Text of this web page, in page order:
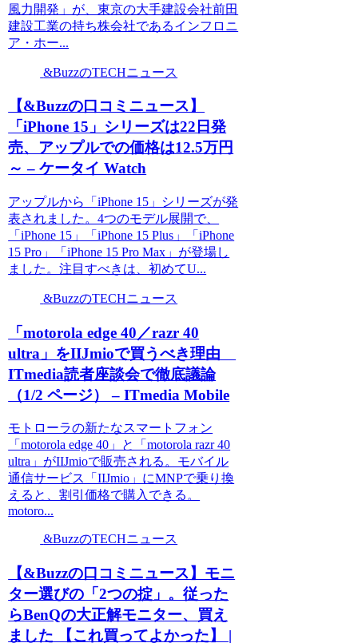
風力開発」が、東京の大手建設会社前田
建設工業の持ち株会社であるインフロニ
ア・ホー...
&BuzzのTECHニュース
【&Buzzの口コミニュース】
「iPhone 15」シリーズは22日発
売、アップルでの価格は12.5万円
～ – ケータイ Watch
アップルから「iPhone 15」シリーズが発
表されました。4つのモデル展開で、
「iPhone 15」「iPhone 15 Plus」「iPhone
15 Pro」「iPhone 15 Pro Max」が登場し
ました。注目すべきは、初めてU...
&BuzzのTECHニュース
「motorola edge 40／razr 40
ultra」をIIJmioで買うべき理由
ITmedia読者座談会で徹底議論
（1/2 ページ） – ITmedia Mobile
モトローラの新たなスマートフォン
「motorola edge 40」と「motorola razr 40
ultra」がIIJmioで販売される。モバイル
通信サービス「IIJmio」にMNPで乗り換
えると、割引価格で購入できる。
motoro...
&BuzzのTECHニュース
【&Buzzの口コミニュース】モニ
ター選びの「2つの掟」。従った
らBenQの大正解モニター、買え
ました 【これ買ってよかった】 |